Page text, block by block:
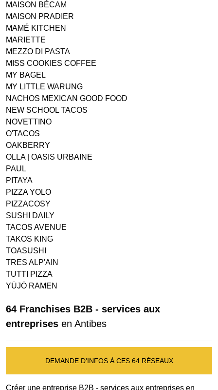
MAISON BÉCAM
MAISON PRADIER
MAMÉ KITCHEN
MARIETTE
MEZZO DI PASTA
MISS COOKIES COFFEE
MY BAGEL
MY LITTLE WARUNG
NACHOS MEXICAN GOOD FOOD
NEW SCHOOL TACOS
NOVETTINO
O'TACOS
OAKBERRY
OLLA | OASIS URBAINE
PAUL
PITAYA
PIZZA YOLO
PIZZACOSY
SUSHI DAILY
TACOS AVENUE
TAKOS KING
TOASUSHI
TRES ALP'AIN
TUTTI PIZZA
YŪJŌ RAMEN
64 Franchises B2B - services aux
entreprises en Antibes
DEMANDE D'INFOS À CES 64 RÉSEAUX
Créer une entreprise B2B - services aux entreprises en